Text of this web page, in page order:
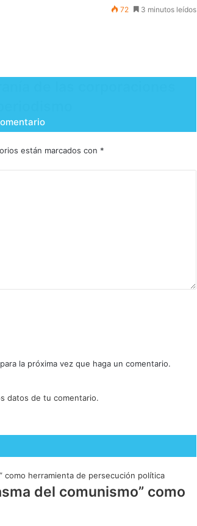
72 3 minutos leídos
están marcados con *
la próxima vez que haga un comentario.
datos de tu comentario.
del comunismo” como